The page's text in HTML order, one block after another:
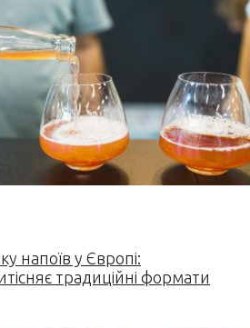
напоїв у Європі:
традиційні формати